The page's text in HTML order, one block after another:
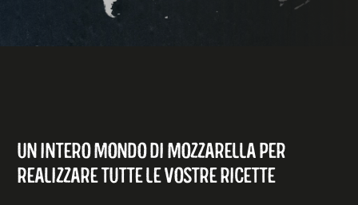
UN INTERO MONDO DI MOZZARELLA PER
REALIZZARE TUTTE LE VOSTRE RICETTE